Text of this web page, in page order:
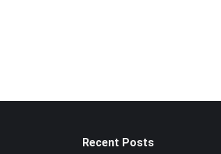
Recent Posts